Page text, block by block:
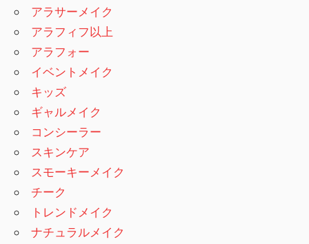
アラサーメイク
アラフィフ以上
アラフォー
イベントメイク
キッズ
ギャルメイク
コンシーラー
スキンケア
スモーキーメイク
チーク
トレンドメイク
ナチュラルメイク